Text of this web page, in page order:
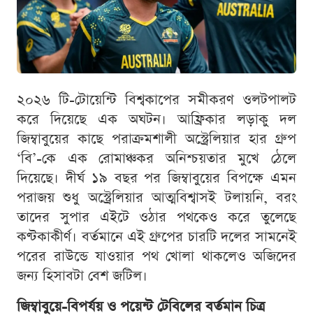
২০২৬ টি-টোয়েন্টি বিশ্বকাপের সমীকরণ ওলটপালট
করে দিয়েছে এক অঘটন। আফ্রিকার লড়াকু দল
জিম্বাবুয়ের কাছে পরাক্রমশালী অস্ট্রেলিয়ার হার গ্রুপ
‘বি’-কে এক রোমাঞ্চকর অনিশ্চয়তার মুখে ঠেলে
দিয়েছে। দীর্ঘ ১৯ বছর পর জিম্বাবুয়ের বিপক্ষে এমন
পরাজয় শুধু অস্ট্রেলিয়ার আত্মবিশ্বাসই টলায়নি, বরং
তাদের সুপার এইটে ওঠার পথকেও করে তুলেছে
কণ্টকাকীর্ণ। বর্তমানে এই গ্রুপের চারটি দলের সামনেই
পরের রাউন্ডে যাওয়ার পথ খোলা থাকলেও অজিদের
জন্য হিসাবটা বেশ জটিল।
জিম্বাবুয়ে-বিপর্যয় ও পয়েন্ট টেবিলের বর্তমান চিত্র